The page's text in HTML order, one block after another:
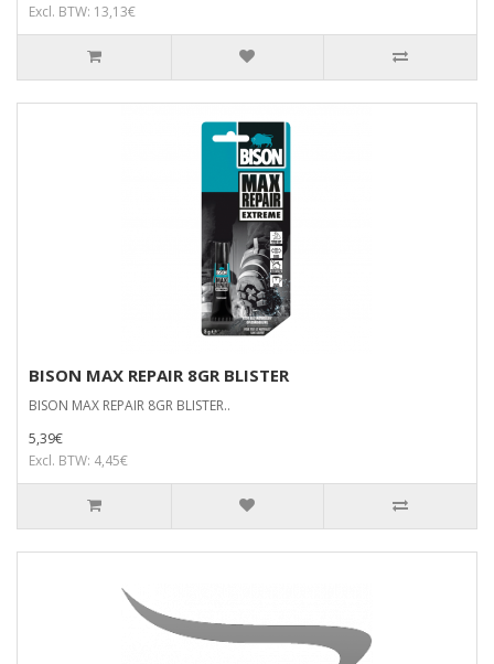
Excl. BTW: 13,13€
BISON MAX REPAIR 8GR BLISTER
BISON MAX REPAIR 8GR BLISTER..
5,39€
Excl. BTW: 4,45€